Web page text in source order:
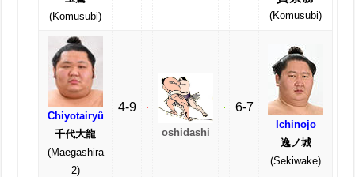
(Komusubi)
(Komusubi)
Chiyotairyû
千代大龍
(Maegashira
2)
4-9
oshidashi
6-7
Ichinojo
逸ノ城
(Sekiwake)